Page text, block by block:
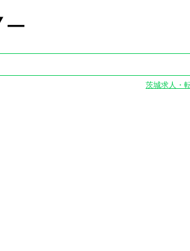
茨城求人・